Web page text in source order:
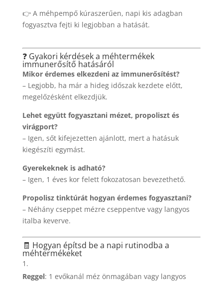
👉 A méhpempő kúraszerűen, napi kis adagban
fogyasztva fejti ki legjobban a hatását.
❓ Gyakori kérdések a méhtermékek
immunerősítő hatásáról
Mikor érdemes elkezdeni az immunerősítést?
– Legjobb, ha már a hideg időszak kezdete előtt,
megelőzésként elkezdjük.
Lehet együtt fogyasztani mézet, propoliszt és
virágport?
– Igen, sőt kifejezetten ajánlott, mert a hatásuk
kiegészíti egymást.
Gyerekeknek is adható?
– Igen, 1 éves kor felett fokozatosan bevezethető.
Propolisz tinktúrát hogyan érdemes fogyasztani?
– Néhány cseppet mézre cseppentve vagy langyos
italba keverve.
🧾 Hogyan építsd be a napi rutinodba a
méhtermékeket
Reggel: 1 evőkanál méz önmagában vagy langyos